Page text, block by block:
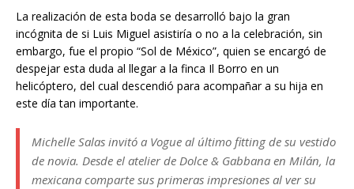
La realización de esta boda se desarrolló bajo la gran
incógnita de si Luis Miguel asistiría o no a la celebración, sin
embargo, fue el propio “Sol de México”, quien se encargó de
despejar esta duda al llegar a la finca Il Borro en un
helicóptero, del cual descendió para acompañar a su hija en
este día tan importante.
Michelle Salas invitó a Vogue al último fitting de su vestido
de novia. Desde el atelier de Dolce & Gabbana en Milán, la
mexicana comparte sus primeras impresiones al ver su